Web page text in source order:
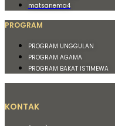
matsanema4
PROGRAM
PROGRAM UNGGULAN
PROGRAM AGAMA
PROGRAM BAKAT ISTIMEWA
KONTAK